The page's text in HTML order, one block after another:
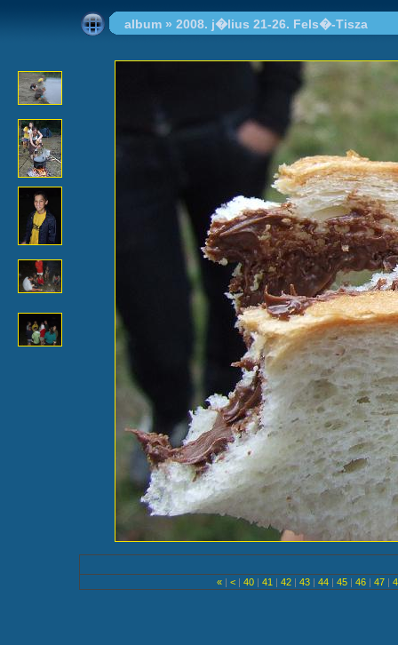
album » 2008. j�lius 21-26. Fels�-Tisza
« | < | 40 | 41 | 42 | 43 | 44 | 45 | 46 | 47 |